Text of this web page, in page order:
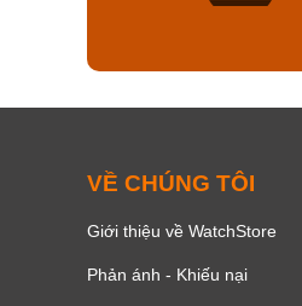
VỀ CHÚNG TÔI
Giới thiệu về WatchStore
Phản ánh - Khiếu nại